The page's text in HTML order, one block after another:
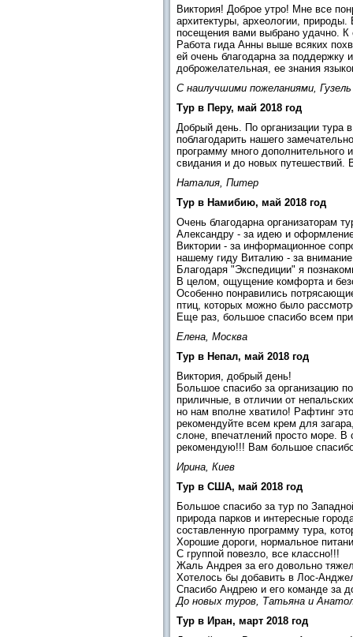
Виктория! Доброе утро! Мне все
архитектуры, археологии,
посещения вами выбрано удачно. К
Работа гида Анны выше всяких
ей очень благодарна за поддержку
доброжелательная, ее знания
С наилучшими пожеланиями,
Тур в Перу, май 2018 год
Добрый день. По организации тура
поблагодарить нашего
программу много
свидания и до новых
Наталия, Питер
Тур в Намибию, май 2018 год
Очень благодарна организаторам
Александру - за идею и
Виктории - за информационное
нашему гиду Виталию - за
Благодаря "Экспедиции" я
В целом, ощущение комфорта и
Особенно понравились
птиц, которых можно было
Еще раз, большое спасибо всем
Елена, Москва
Тур в Непал, май 2018 год
Виктория, добрый день!
Большое спасибо за организацию
приличные, в отличии от
но нам вполне хватило! Рафтинг
рекомендуйте всем крем для
слоне, впечатлений просто море. В
рекомендую!!! Вам большое
Ирина, Киев
Тур в США, май 2018 год
Большое спасибо за тур по
природа парков и интересные
составленную программу тура,
Хорошие дороги, нормальное
С группой повезло, все классно!!!
Жаль Андрея за его довольно
Хотелось бы добавить в Лос-
Спасибо Андрею и его команде за
До новых туров, Татьяна и
Тур в Иран, март 2018 год